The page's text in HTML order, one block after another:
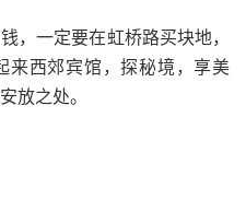
，一定要在虹桥路买块地，
来西郊宾馆，探秘境，享美
放之处。